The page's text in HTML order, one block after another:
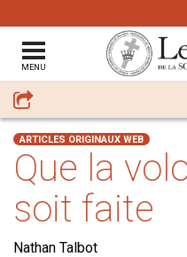
MENU
Partager
ARTICLES ORIGINAUX WEB
Que la
soit faite
Nathan Talbot